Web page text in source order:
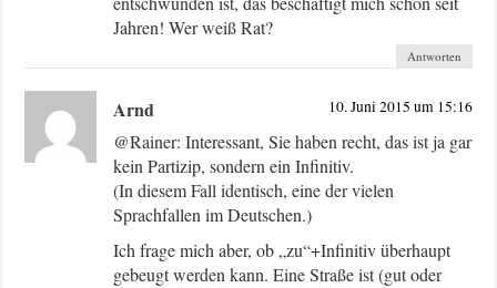
Jahren! Wer weiß Rat?
Antworten
Arnd 10. Juni 2015 um 15:16
@Rainer: Interessant, Sie haben recht, das ist ja gar
kein Partizip, sondern ein Infinitiv.
(In diesem Fall identisch, eine der vielen
Sprachfallen im Deutschen.)
Ich frage mich aber, ob „zu“+Infinitiv überhaupt
gebeugt werden kann. Eine Straße ist (gut oder